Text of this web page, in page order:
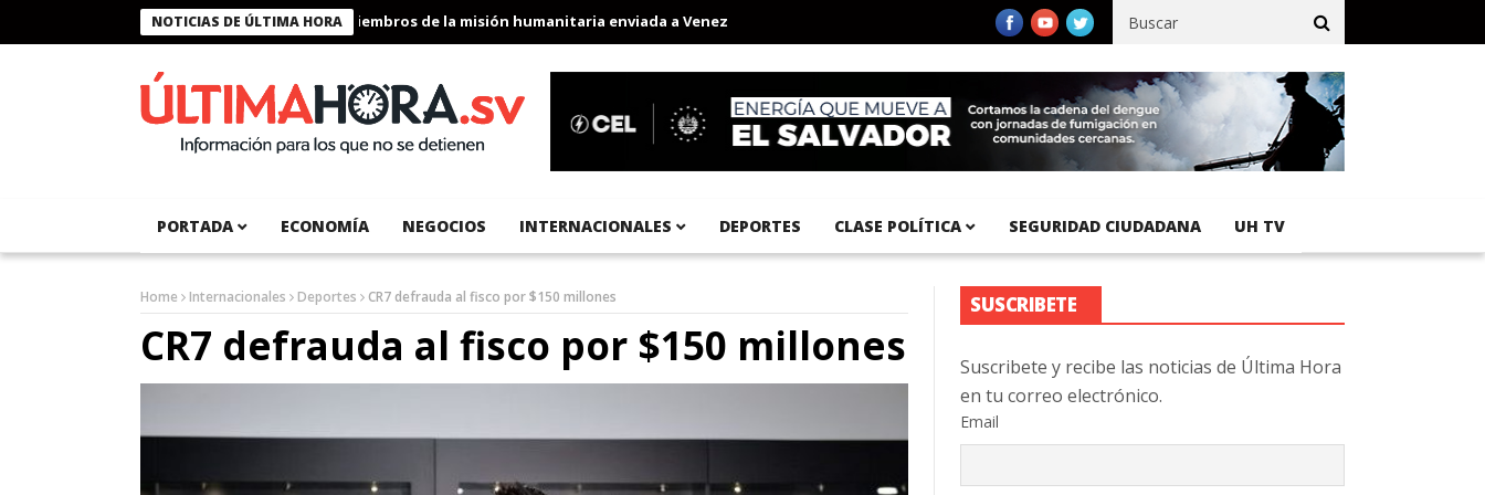
NOTICIAS DE ÚLTIMA HORA
Presidente Bukele condecora a miembros de la misión humanitaria enviada a Venezuela Aeropuerto Internacional del Pacífico registra 92 % de avance en obras de terracería
PORTADA ECONOMÍA NEGOCIOS INTERNACIONALES DEPORTES CLASE POLÍTICA SEGURIDAD CIUDADANA UH TV
Home Internacionales Deportes CR7 defrauda al fisco por $150 millones
CR7 defrauda al fisco por $150 millones
SUSCRIBETE
Suscribete y recibe las noticias de Última Hora
en tu correo electrónico.
Email